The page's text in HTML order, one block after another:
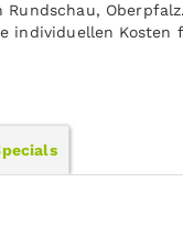
individuellen